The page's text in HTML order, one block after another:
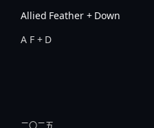
Allied Feather + Down
A F + D
二〇二五